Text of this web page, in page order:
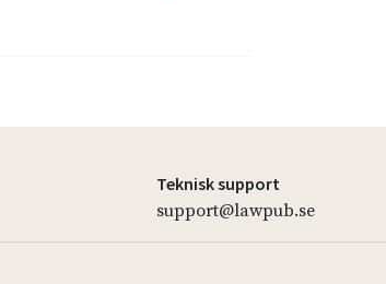
Teknisk support
support@lawpub.se